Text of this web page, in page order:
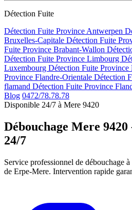
Détection Fuite
Détection Fuite Province Antwerpen
Bruxelles-Capitale Détection Fuite
Fuite Province Brabant-Wallon
Détection Fuite Province Limbourg
Luxembourg Détection Fuite Province
Province Flandre-Orientale Détection
flamand Détection Fuite Province
Blog 0472/78.78.78
Disponible 24/7 à Mere 9420
Débouchage Mere
24/7
Service professionnel de débouchage
de Erpe-Mere. Intervention rapide